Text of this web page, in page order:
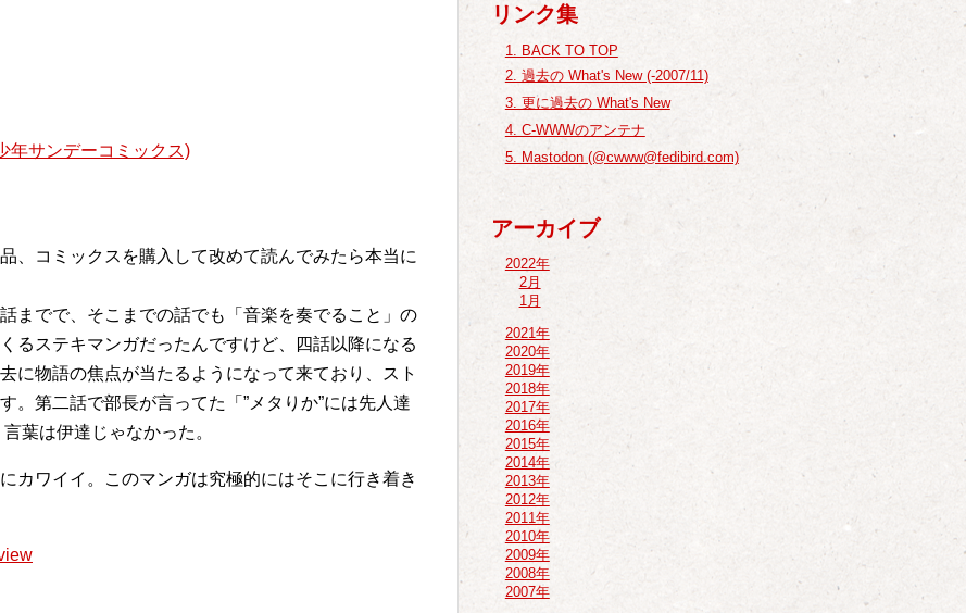
年サンデーコミックス)
、コミックスを購入して改めて読んでみたら本当に
までで、そこまでの話でも「音楽を奏でること」の
るステキマンガだったんですけど、四話以降になる
に物語の焦点が当たるようになって来ており、スト
。第二話で部長が言ってた「”メタりか”には先人達
葉は伊達じゃなかった。
カワイイ。このマンガは究極的にはそこに行き着き
リンク集
1. BACK TO TOP
2. 過去の What's New (-2007/11)
3. 更に過去の What's New
4. C-WWWのアンテナ
5. Mastodon (@cwww@fedibird.com)
アーカイブ
2022年
2月
1月
2021年
2020年
2019年
2018年
2017年
2016年
2015年
2014年
2013年
2012年
2011年
2010年
2009年
2008年
2007年